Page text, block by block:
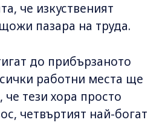
че изкуственият
пазара на труда.
до прибързаното
работни места ще
че тези хора просто
четвъртият най-богат